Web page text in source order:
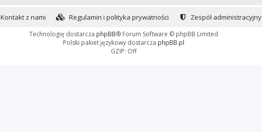
Zespół administracyjny
Regulamin i polityka prywatności
Kontakt z nami
Technologię dostarcza phpBB® Forum Software © phpBB Limited
Polski pakiet językowy dostarcza phpBB.pl
GZIP: Off